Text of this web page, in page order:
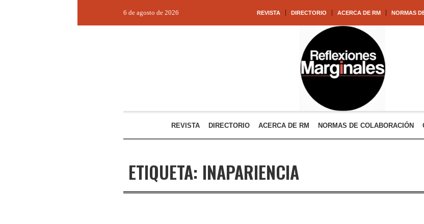
REVISTA DIRECTORIO ACERCA DE RM NORMAS
6 de agosto de 2026
REVISTA DIRECTORIO ACERCA DE RM NORMAS DE COLABORACIÓN
ETIQUETA: INAPARIENCIA